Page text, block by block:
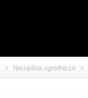
> Narzędzia ogrodnicze >